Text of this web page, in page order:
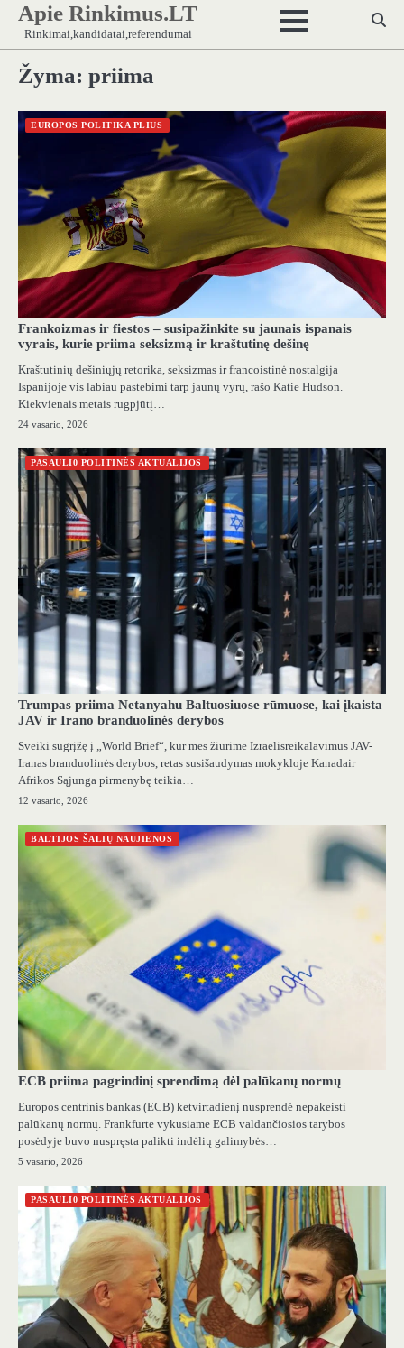
Skip
content
Apie Rinkimus.LT
Rinkimai,kandidatai,referendumai
Žyma: priima
EUROPOS POLITIKA PLIUS
Frankoizmas ir fiestos – susipažinkite su jaunais ispanais
vyrais, kurie priima seksizmą ir kraštutinę dešinę
Kraštutinių dešiniųjų retorika, seksizmas ir francoistinė nostalgija
Ispanijoje vis labiau pastebimi tarp jaunų vyrų, rašo Katie Hudson.
Kiekvienais metais rugpjūtį…
24 vasario, 2026
PASAULI0 POLITINĖS AKTUALIJOS
Trumpas priima Netanyahu Baltuosiuose rūmuose, kai įkaista
JAV ir Irano branduolinės derybos
Sveiki sugrįžę į „World Brief“, kur mes žiūrime Izraelisreikalavimus JAV-
Iranas branduolinės derybos, retas susišaudymas mokykloje Kanadair
Afrikos Sąjunga pirmenybę teikia…
12 vasario, 2026
BALTIJOS ŠALIŲ NAUJIENOS
ECB priima pagrindinį sprendimą dėl palūkanų normų
Europos centrinis bankas (ECB) ketvirtadienį nusprendė nepakeisti
palūkanų normų. Frankfurte vykusiame ECB valdančiosios tarybos
posėdyje buvo nuspręsta palikti indėlių galimybės…
5 vasario, 2026
PASAULI0 POLITINĖS AKTUALIJOS